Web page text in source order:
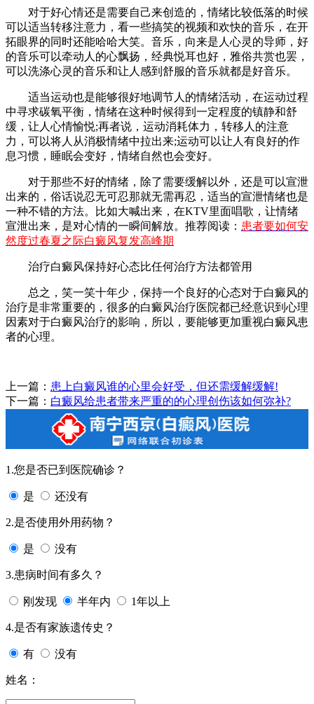
对于好心情还是需要自己来创造的，情绪比较低落的时候
可以适当转移注意力，看一些搞笑的视频和欢快的音乐，在开
拓眼界的同时还能哈哈大笑。音乐，向来是人心灵的导师，好
的音乐可以牵动人的心飘扬，经典悦耳也好，雅俗共赏也罢，
可以洗涤心灵的音乐和让人感到舒服的音乐就都是好音乐。
适当运动也是能够很好地调节人的情绪活动，在运动过程
中寻求碳氧平衡，情绪在这种时候得到一定程度的镇静和舒
缓，让人心情愉悦;再者说，运动消耗体力，转移人的注意
力，可以将人从消极情绪中拉出来;运动可以让人有良好的作
息习惯，睡眠会变好，情绪自然也会变好。
对于那些不好的情绪，除了需要缓解以外，还是可以宣泄
出来的，俗话说忍无可忍那就无需再忍，适当的宣泄情绪也是
一种不错的方法。比如大喊出来，在KTV里面唱歌，让情绪
宣泄出来，是对心情的一瞬间解放。推荐阅读： 患者要如何安
然度过春夏之际白癜风复发高峰期
治疗白癜风保持好心态比任何治疗方法都管用
总之，笑一笑十年少，保持一个良好的心态对于白癜风的
治疗是非常重要的，很多的白癜风治疗医院都已经意识到心理
因素对于白癜风治疗的影响，所以，要能够更加重视白癜风患
者的心理。
上一篇： 患上白癜风谁的心里会好受，但还需缓解缓解!
下一篇： 白癜风给患者带来严重的的心理创伤该如何弥补?
1.您是否已到医院确诊？
是 还没有
2.是否使用外用药物？
是 没有
3.患病时间有多久？
刚发现 半年内 1年以上
4.是否有家族遗传史？
有 没有
姓名：